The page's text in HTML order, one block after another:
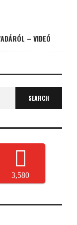
– VIDEÓ
3,580